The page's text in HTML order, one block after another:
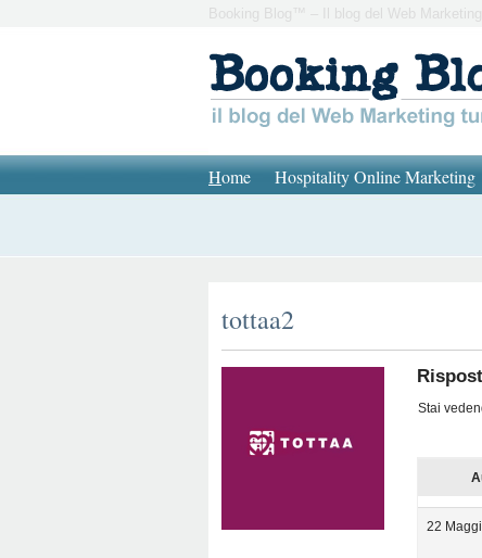
Booking Blog™ – Il blog del Web Marketing
Home Hospitality Online Marketing
tottaa2
Stai
22